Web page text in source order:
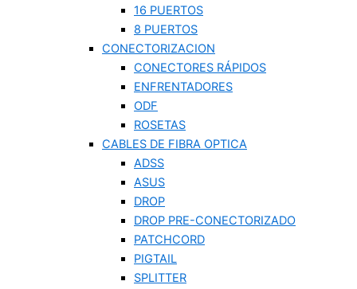
16 PUERTOS
8 PUERTOS
CONECTORIZACION
CONECTORES RÁPIDOS
ENFRENTADORES
ODF
ROSETAS
CABLES DE FIBRA OPTICA
ADSS
ASUS
DROP
DROP PRE-CONECTORIZADO
PATCHCORD
PIGTAIL
SPLITTER